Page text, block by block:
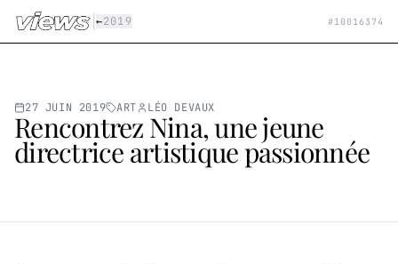
Aller au contenu principal
←2019 # 10016374
27 JUIN 2019 ART LÉO DEVAUX
Rencontrez Nina, une jeune
directrice artistique passionnée